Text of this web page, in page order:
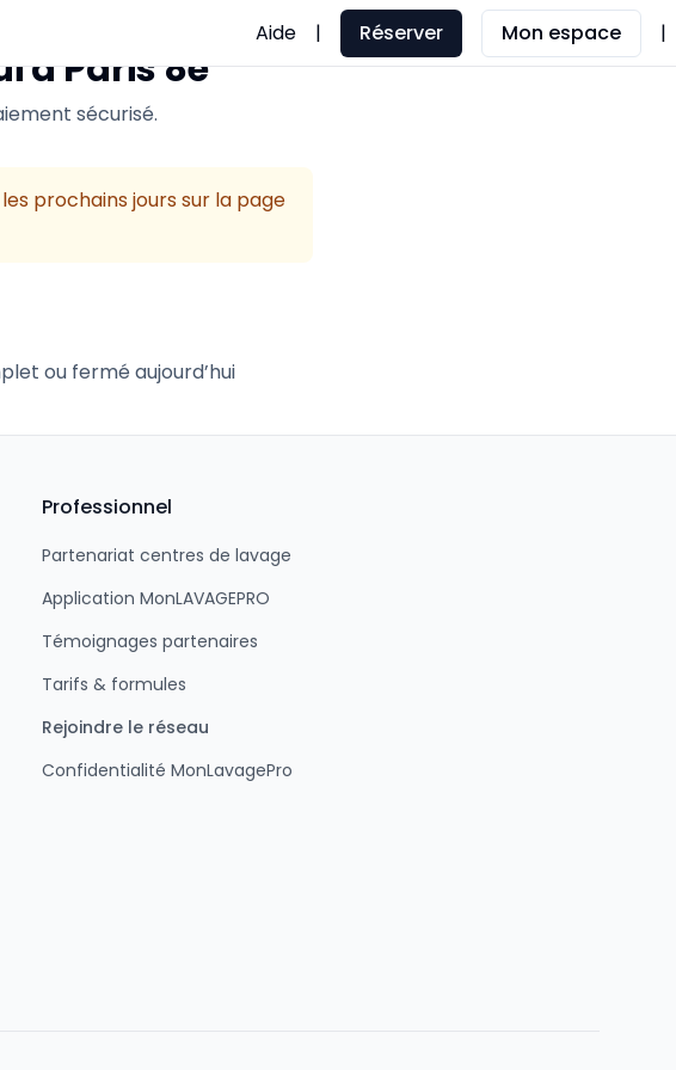
Aide | Réserver Mon espace |
àParis 8e
sécurisé.
prochains jours sur la page
ou fermé aujourd’hui
Professionnel
Partenariat centres de lavage
Application MonLAVAGEPRO
Témoignages partenaires
Tarifs & formules
Rejoindre le réseau
Confidentialité MonLavagePro